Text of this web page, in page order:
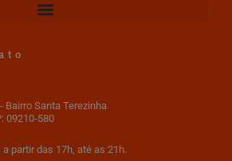
Bairro Santa Terezinha
09210-580
partir das 17h, até as 21h.